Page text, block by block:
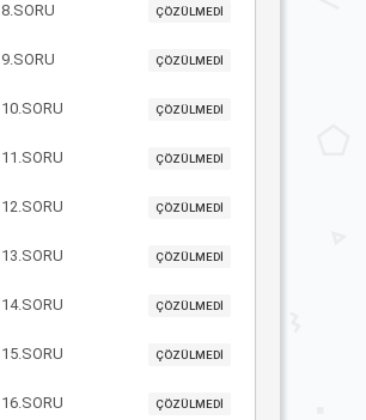
8.SORU ÇÖZÜLMEDİ
9.SORU ÇÖZÜLMEDİ
10.SORU ÇÖZÜLMEDİ
11.SORU ÇÖZÜLMEDİ
12.SORU ÇÖZÜLMEDİ
13.SORU ÇÖZÜLMEDİ
14.SORU ÇÖZÜLMEDİ
15.SORU ÇÖZÜLMEDİ
16.SORU ÇÖZÜLMEDİ